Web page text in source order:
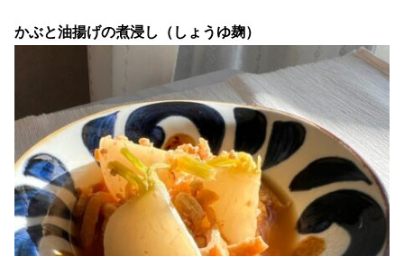
かぶと油揚げの煮浸し（しょうゆ麹）